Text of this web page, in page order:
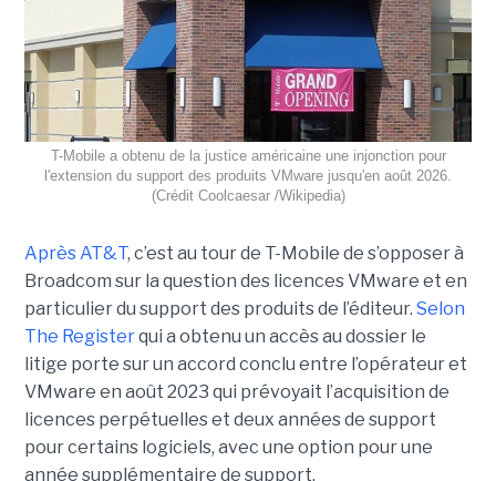
T-Mobile a obtenu de la justice américaine une injonction pour
l'extension du support des produits VMware jusqu'en août 2026.
(Crédit Coolcaesar /Wikipedia)
Après AT&T, c’est au tour de T-Mobile de s’opposer à
Broadcom sur la question des licences VMware et en
particulier du support des produits de l’éditeur. Selon
The Registerqui a obtenu un accès au dossier le
litige porte sur un accord conclu entre l’opérateur et
VMware en août 2023 qui prévoyait l’acquisition de
licences perpétuelles et deux années de support
pour certains logiciels, avec une option pour une
année supplémentaire de support.